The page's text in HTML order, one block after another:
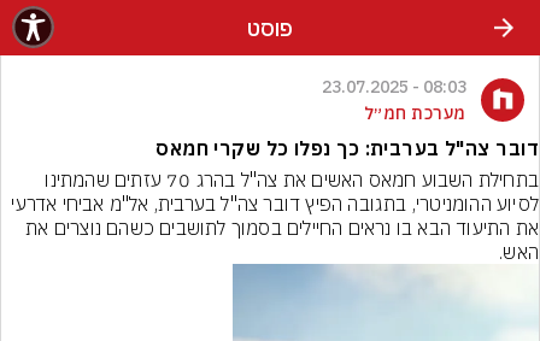
פוסט
08:03 - 23.07.2025
מערכת חמ״ל
דובר צה"ל בערבית: כך נפלו כל שקרי חמאס
את התיעוד הבא בו נראים החיילים בסמוך לתושבים כשהם נוצרים את
האש.